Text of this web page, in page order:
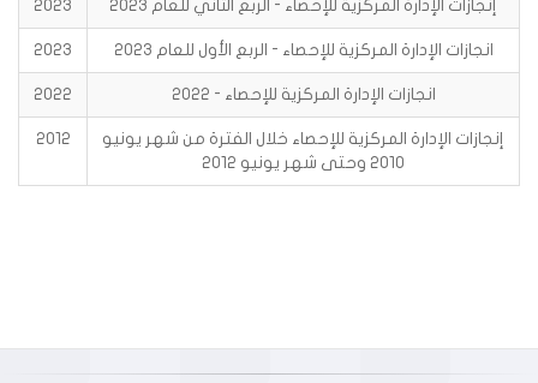
إنجازات الإدارة المركزية للإحصاء - الربع الثاني للعام 2023 2023
انجازات الإدارة المركزية للإحصاء - الربع الأول للعام 2023 2023
انجازات الإدارة المركزية للإحصاء - 2022 2022
إنجازات الإدارة المركزية للإحصاء خلال الفترة من شهر يونيو
2010 وحتى شهر يونيو 2012
2012